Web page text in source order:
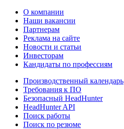
О компании
Наши вакансии
Партнерам
Реклама на сайте
Новости и статьи
Инвесторам
Кандидаты по профессиям
Производственный календарь
Требования к ПО
Безопасный HeadHunter
HeadHunter API
Поиск работы
Поиск по резюме